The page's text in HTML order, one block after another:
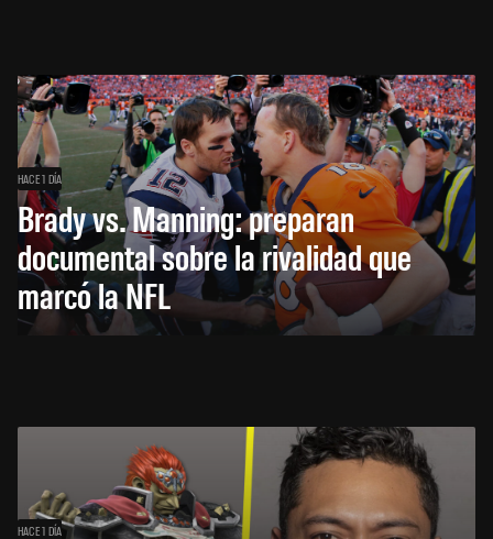
HACE 1 DÍA
Brady vs. Manning: preparan
documental sobre la rivalidad que
marcó la NFL
HACE 1 DÍA